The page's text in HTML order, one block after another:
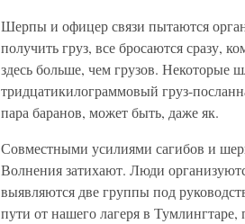
Шерпы и офицер связи пытаются
получить груз, все бросаются сразу,
здесь больше, чем грузов. Некоторые
тридцатикилограммовый груз-
пара баранов, может быть, даже як.
Совместными усилиями сагибов и
Волнения затихают. Люди
выявляются две группы под
пути от нашего лагеря в